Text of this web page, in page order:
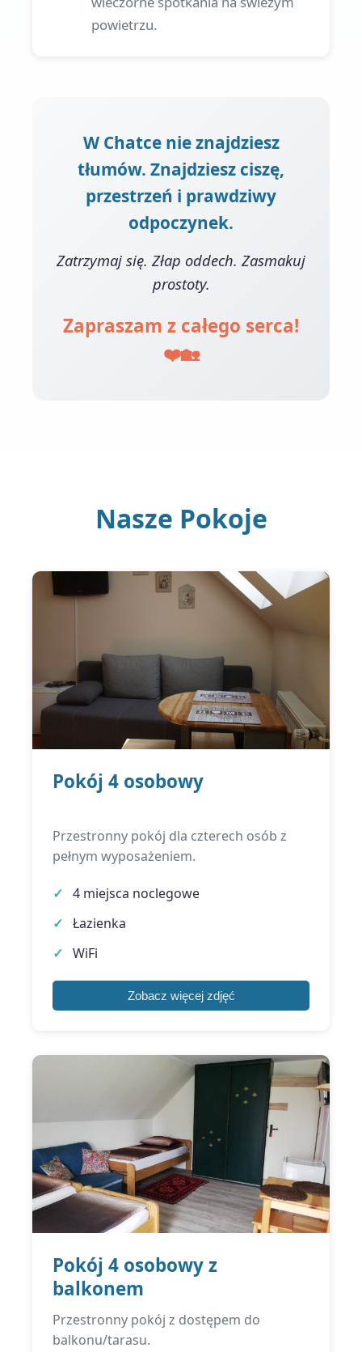
powietrzu.
W Chatce nie znajdziesz
tłumów. Znajdziesz ciszę,
przestrzeń i prawdziwy
odpoczynek.
Zatrzymaj się. Złap oddech. Zasmakuj
prostoty.
Zapraszam z całego serca!
❤️🏡
Nasze Pokoje
Pokój 4 osobowy
Przestronny pokój dla czterech osób z
pełnym wyposażeniem.
4 miejsca noclegowe
Łazienka
WiFi
Zobacz więcej zdjęć
Pokój 4 osobowy z
balkonem
Przestronny pokój z dostępem do
balkonu/tarasu.